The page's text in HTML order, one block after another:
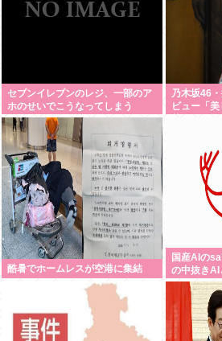
セブンイレブンのレジ、一部のア
ホのせいでこうなってしまう
乃木坂46
ビュー「美
酷暑でホームレスが空港に集結
国産AIの
の中抜きAI